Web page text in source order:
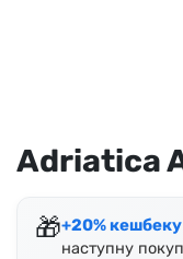
Adriatica
🎁+20% кешбеку
наступну